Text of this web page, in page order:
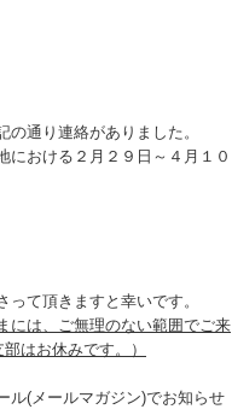
通り連絡がありました。
における２月２９日～４月１０
て頂きますと幸いです。
には、ご無理のない範囲でご来
はお休みです。）
ル(メールマガジン)でお知らせ